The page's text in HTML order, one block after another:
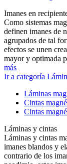
Imanes en
Como sistemas
definen imanes de
agrupados de tal
efectos se unen
mayor y optimada
más
Ir a categoría
Láminas
Cintas
Cintas
Láminas y cintas
Láminas y cintas
imanes blandos y
contrario de los